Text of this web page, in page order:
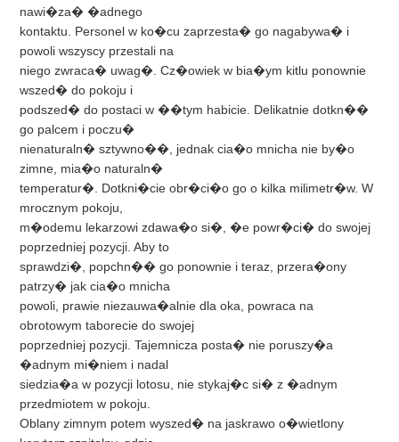
nawi�za� �adnego
kontaktu. Personel w ko�cu zaprzesta� go nagabywa� i
powoli wszyscy przestali na
niego zwraca� uwag�. Cz�owiek w bia�ym kitlu ponownie
wszed� do pokoju i
podszed� do postaci w ��tym habicie. Delikatnie dotkn��
go palcem i poczu�
nienaturaln� sztywno��, jednak cia�o mnicha nie by�o
zimne, mia�o naturaln�
temperatur�. Dotkni�cie obr�ci�o go o kilka milimetr�w. W
mrocznym pokoju,
m�odemu lekarzowi zdawa�o si�, �e powr�ci� do swojej
poprzedniej pozycji. Aby to
sprawdzi�, popchn�� go ponownie i teraz, przera�ony
patrzy� jak cia�o mnicha
powoli, prawie niezauwa�alnie dla oka, powraca na
obrotowym taborecie do swojej
poprzedniej pozycji. Tajemnicza posta� nie poruszy�a
�adnym mi�niem i nadal
siedzia�a w pozycji lotosu, nie stykaj�c si� z �adnym
przedmiotem w pokoju.
Oblany zimnym potem wyszed� na jaskrawo o�wietlony